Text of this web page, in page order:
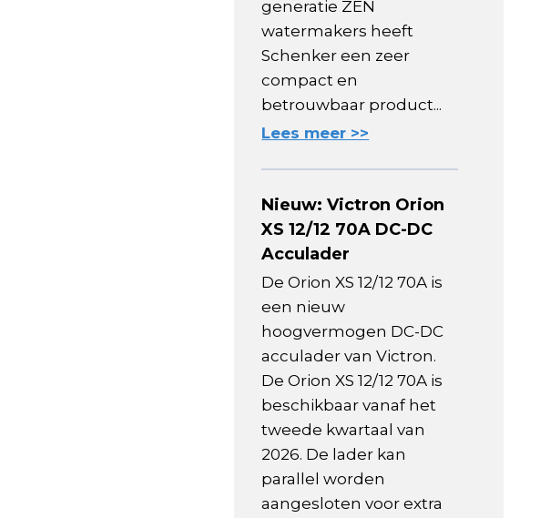
generatie ZEN
watermakers heeft
Schenker een zeer
compact en
betrouwbaar product...
Lees meer >>
Nieuw: Victron Orion
XS 12/12 70A DC-DC
Acculader
De Orion XS 12/12 70A is
een nieuw
hoogvermogen DC-DC
acculader van Victron.
De Orion XS 12/12 70A is
beschikbaar vanaf het
tweede kwartaal van
2026. De lader kan
parallel worden
aangesloten voor extra